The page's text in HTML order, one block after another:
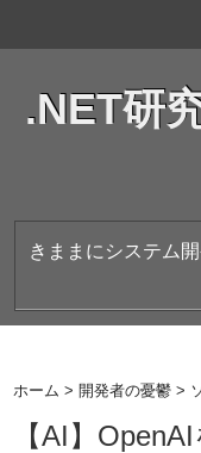
.NET研
きままにシステム
ホーム >開発者の憂鬱 >
【AI】